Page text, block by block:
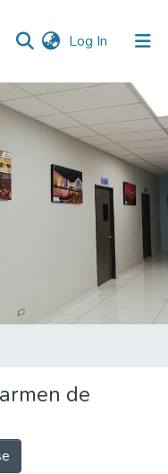
Log In (current)
de